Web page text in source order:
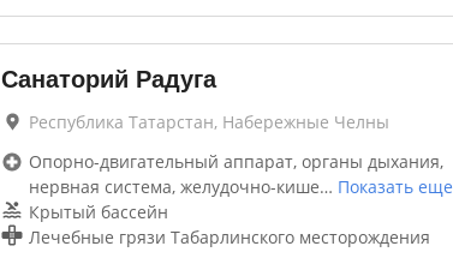
Санаторий Радуга
Республика Татарстан, Набережные Челны
Опорно-двигательный аппарат, органы дыхания,
нервная система, желудочно-кише… Показать еще
Крытый бассейн
Лечебные грязи Табарлинского месторождения